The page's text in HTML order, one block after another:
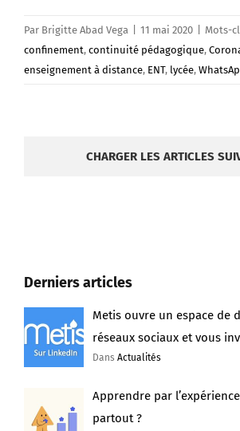
Par Brigitte Abad Vega 11 mai 2020 Mots-
confinement, continuité pédagogique,
enseignement à distance, ENT, lycée,
CHARGER LES ARTICLES
Derniers articles
Metis ouvre un espace de
réseaux sociaux et vous
DansActualités
Apprendre par l’expérience
partout ?